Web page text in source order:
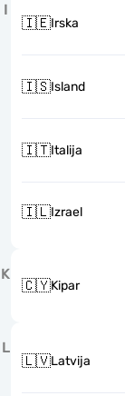
I
🇮🇪Irska
🇮🇸Island
🇮🇹Italija
🇮🇱Izrael
K
🇨🇾Kipar
L
🇱🇻Latvija